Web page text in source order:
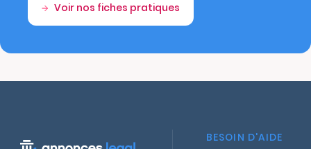
Voir nos fiches pratiques
BESOIN D'AIDE